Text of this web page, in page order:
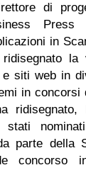
di
Press
in
la
siti web in
in concorsi
ridisegnato,
stati
parte della
concorso